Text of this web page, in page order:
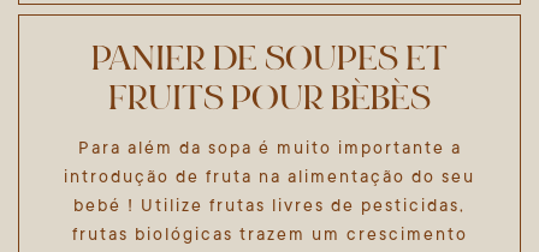
PANIER DE SOUPES ET
FRUITS POUR BÉBÉS
Para além da sopa é muito importante a
introdução de fruta na alimentação do seu
bebé ! Utilize frutas livres de pesticidas,
frutas biológicas trazem um crescimento